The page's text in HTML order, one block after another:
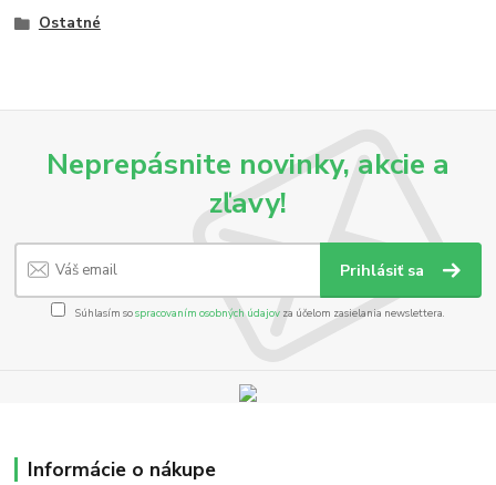
Ostatné
Neprepásnite novinky, akcie a
zľavy!
Prihlásiť sa
Súhlasím sospracovaním osobných údajov za účelom zasielania newslettera.
Informácie o nákupe